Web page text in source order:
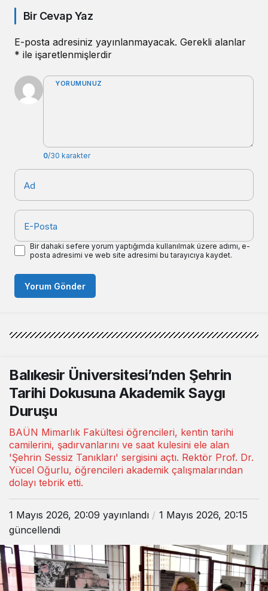
Bir Cevap Yaz
E-posta adresiniz yayınlanmayacak. Gerekli alanlar
* ile işaretlenmişlerdir
YORUMUNUZ
0/30 karakter
Ad
E-Posta
Bir dahaki sefere yorum yaptığımda kullanılmak üzere adımı, e-
posta adresimi ve web site adresimi bu tarayıcıya kaydet.
Yorum Gönder
Balıkesir Üniversitesi’nden Şehrin
Tarihi Dokusuna Akademik Saygı
Duruşu
BAÜN Mimarlık Fakültesi öğrencileri, kentin tarihi
camilerini, şadırvanlarını ve saat kulesini ele alan
'Şehrin Sessiz Tanıkları' sergisini açtı. Rektör Prof. Dr.
Yücel Oğurlu, öğrencileri akademik çalışmalarından
dolayı tebrik etti.
1 Mayıs 2026, 20:09 yayınlandı
1 Mayıs 2026, 20:15
güncellendi